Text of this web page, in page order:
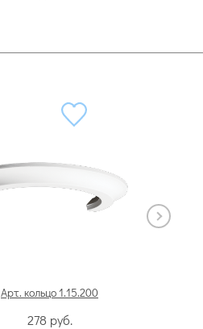
Арт. кольцо 1.15.200
278 руб.